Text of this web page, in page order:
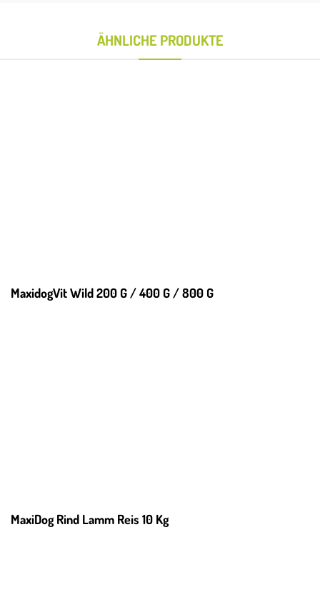
ÄHNLICHE PRODUKTE
MaxidogVit Wild 200 G / 400 G / 800 G
MaxiDog Rind Lamm Reis 10 Kg